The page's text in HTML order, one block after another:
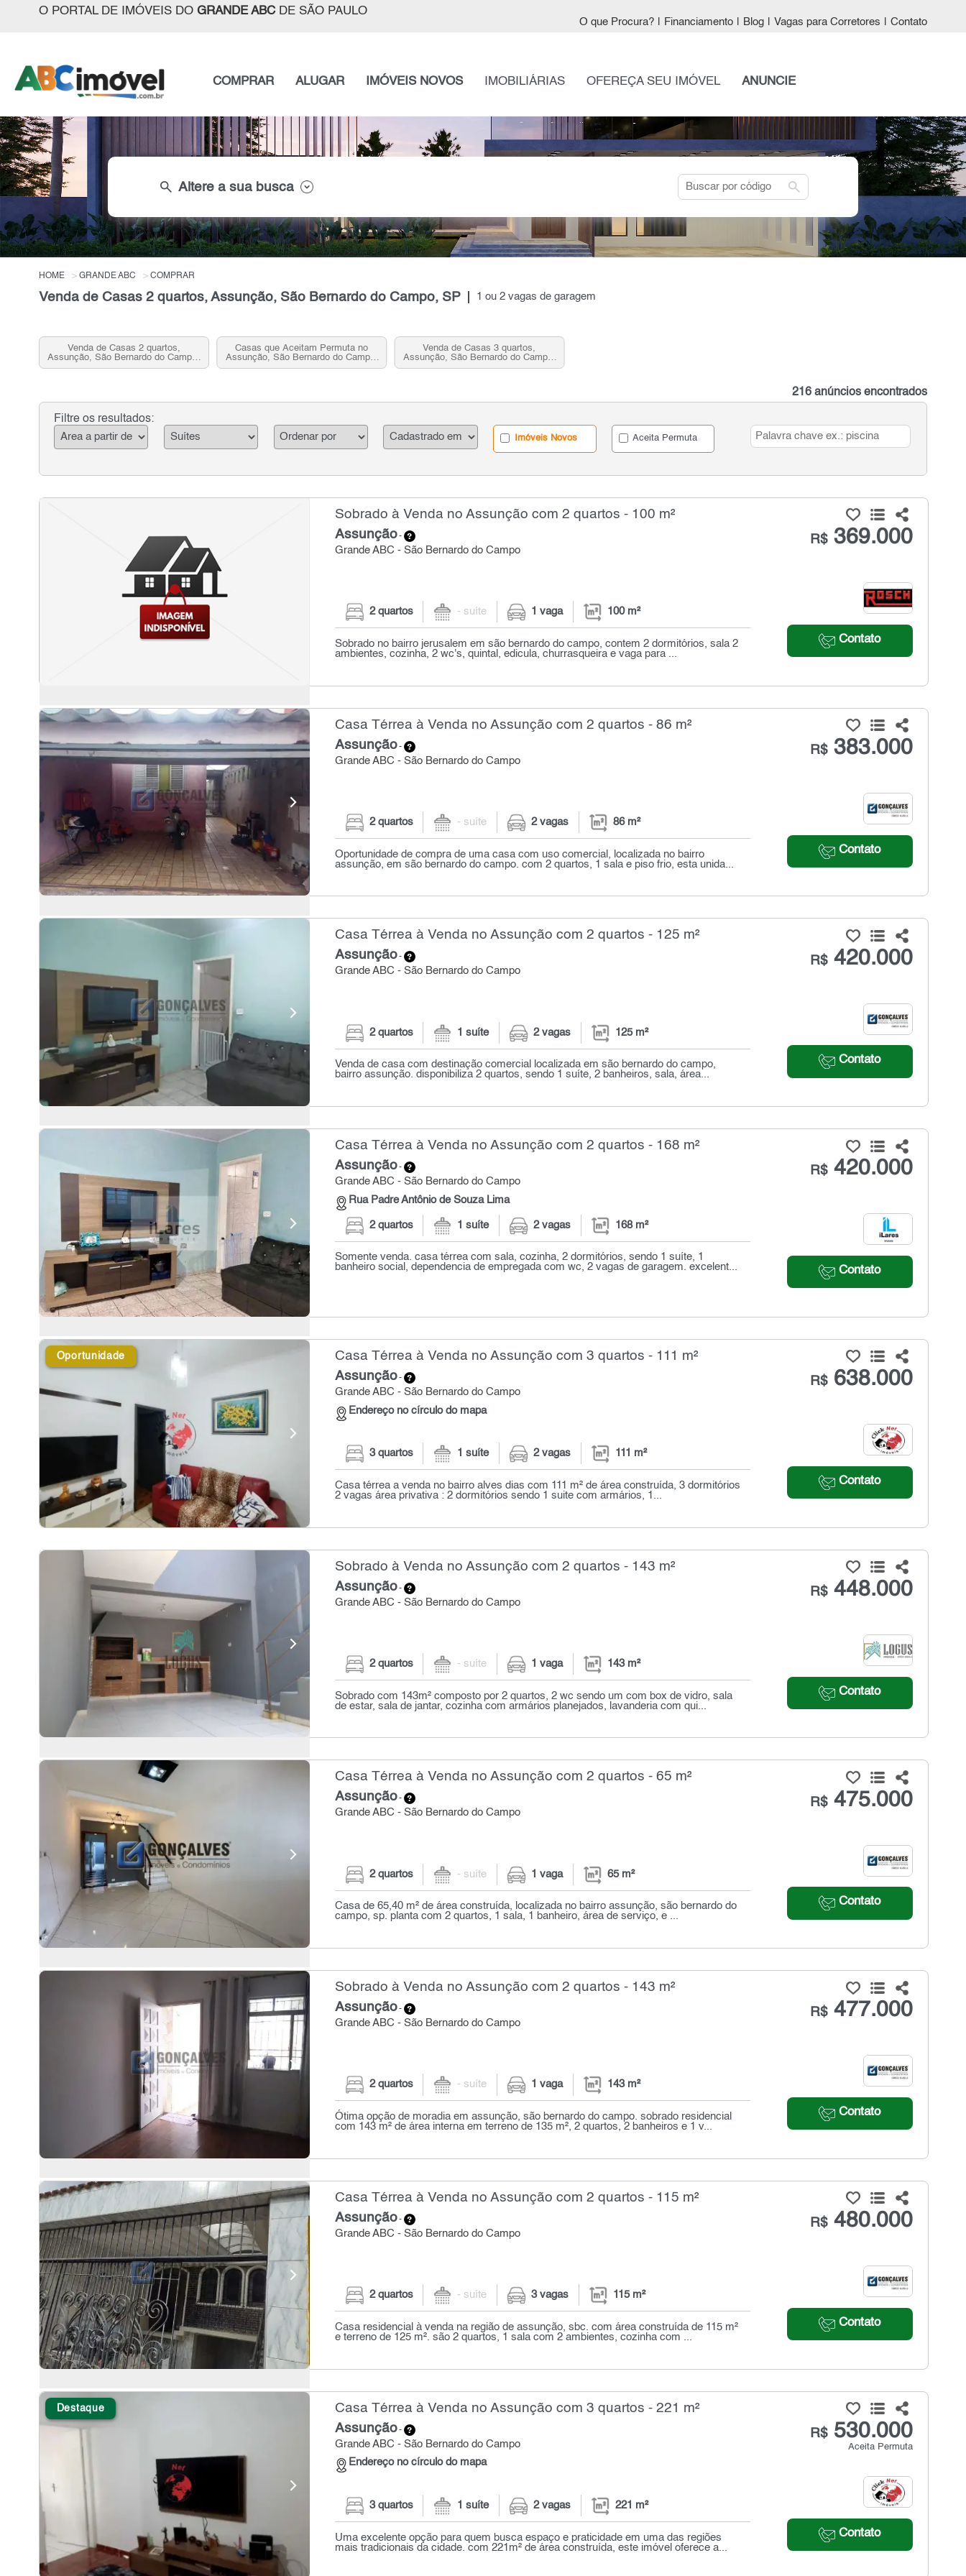
O PORTAL DE IMÓVEIS DO GRANDE ABCDE SÃO PAULO
O que Procura? Financiamento Blog Vagas para Corretores Contato
COMPRAR ALUGAR IMÓVEIS NOVOS IMOBILIÁRIAS OFEREÇA SEU IMÓVEL ANUNCIE
search Altere a sua busca search
HOME GRANDE ABC COMPRAR
Venda de Casas 2 quartos, Assunção, São Bernardo do Campo, SP 1 ou 2 vagas de garagem
Venda de Casas 2 quartos,
Assunção, São Bernardo do Campo,
SP
Casas que Aceitam Permuta no
Assunção, São Bernardo do Campo,
SP
Venda de Casas 3 quartos,
Assunção, São Bernardo do Campo,
SP
216 anúncios encontrados
Filtre os resultados:
Imóveis Novos Aceita Permuta
Sobrado à Venda no Assunção com 2 quartos - 100 m²
Assunção-
Grande ABC - São Bernardo do Campo
R$369.000
Contato
2 quartos - suíte 1 vaga 100 m²
Sobrado no bairro jerusalem em são bernardo do campo, contem 2 dormitórios, sala 2
ambientes, cozinha, 2 wc's, quintal, edicula, churrasqueira e vaga para ...
Casa Térrea à Venda no Assunção com 2 quartos - 86 m²
Assunção-
Grande ABC - São Bernardo do Campo
R$383.000
Contato
2 quartos - suíte 2 vagas 86 m²
Oportunidade de compra de uma casa com uso comercial, localizada no bairro
assunção, em são bernardo do campo. com 2 quartos, 1 sala e piso frio, esta unida...
Casa Térrea à Venda no Assunção com 2 quartos - 125 m²
Assunção-
Grande ABC - São Bernardo do Campo
R$420.000
Contato
2 quartos 1 suíte 2 vagas 125 m²
Venda de casa com destinação comercial localizada em são bernardo do campo,
bairro assunção. disponibiliza 2 quartos, sendo 1 suíte, 2 banheiros, sala, área...
Casa Térrea à Venda no Assunção com 2 quartos - 168 m²
Assunção-
Grande ABC - São Bernardo do Campo
Rua Padre Antônio de Souza Lima
R$420.000
Contato
2 quartos 1 suíte 2 vagas 168 m²
Somente venda. casa térrea com sala, cozinha, 2 dormitórios, sendo 1 suíte, 1
banheiro social, dependencia de empregada com wc, 2 vagas de garagem. excelent...
Oportunidade Casa Térrea à Venda no Assunção com 3 quartos - 111 m²
Assunção-
Grande ABC - São Bernardo do Campo
Endereço no círculo do mapa
R$638.000
Contato
3 quartos 1 suíte 2 vagas 111 m²
Casa térrea a venda no bairro alves dias com 111 m² de área construída, 3 dormitórios
2 vagas área privativa : 2 dormitórios sendo 1 suite com armários, 1...
Sobrado à Venda no Assunção com 2 quartos - 143 m²
Assunção-
Grande ABC - São Bernardo do Campo
R$448.000
Contato
2 quartos - suíte 1 vaga 143 m²
Sobrado com 143m² composto por 2 quartos, 2 wc sendo um com box de vidro, sala
de estar, sala de jantar, cozinha com armários planejados, lavanderia com qui...
Casa Térrea à Venda no Assunção com 2 quartos - 65 m²
Assunção-
Grande ABC - São Bernardo do Campo
R$475.000
Contato
2 quartos - suíte 1 vaga 65 m²
Casa de 65,40 m² de área construída, localizada no bairro assunção, são bernardo do
campo, sp. planta com 2 quartos, 1 sala, 1 banheiro, área de serviço, e ...
Sobrado à Venda no Assunção com 2 quartos - 143 m²
Assunção-
Grande ABC - São Bernardo do Campo
R$477.000
Contato
2 quartos - suíte 1 vaga 143 m²
Ótima opção de moradia em assunção, são bernardo do campo. sobrado residencial
com 143 m² de área interna em terreno de 135 m², 2 quartos, 2 banheiros e 1 v...
Casa Térrea à Venda no Assunção com 2 quartos - 115 m²
Assunção-
Grande ABC - São Bernardo do Campo
R$480.000
Contato
2 quartos - suíte 3 vagas 115 m²
Casa residencial à venda na região de assunção, sbc. com área construída de 115 m²
e terreno de 125 m². são 2 quartos, 1 sala com 2 ambientes, cozinha com ...
Destaque Casa Térrea à Venda no Assunção com 3 quartos - 221 m²
Assunção-
Grande ABC - São Bernardo do Campo
Endereço no círculo do mapa
R$530.000
Aceita Permuta
Contato
3 quartos 1 suíte 2 vagas 221 m²
Uma excelente opção para quem busca espaço e praticidade em uma das regiões
mais tradicionais da cidade. com 221m² de área construída, este imóvel oferece a...